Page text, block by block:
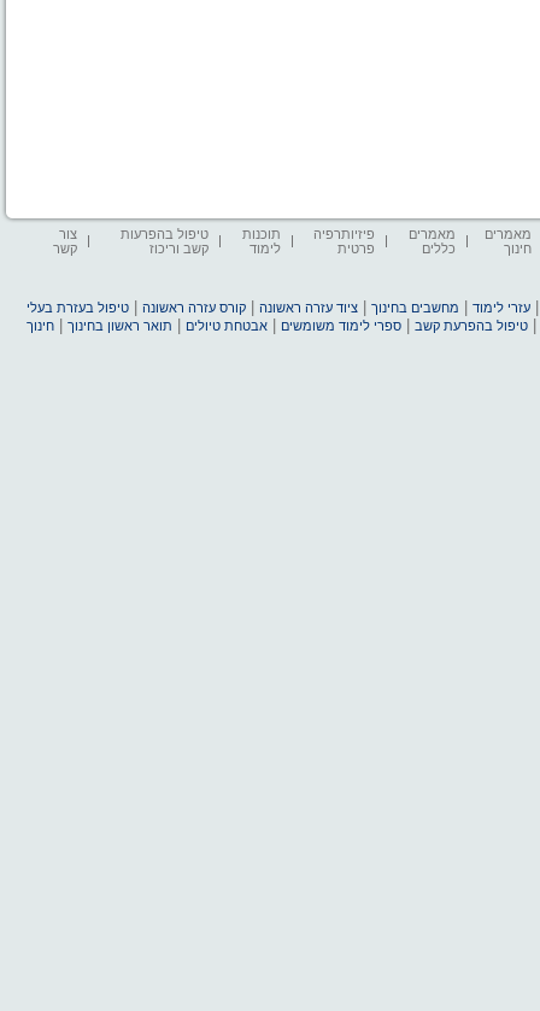
מאמרים
חינוך
מאמרים
כללים
פיזיותרפיה
פרטית
תוכנות
לימוד
טיפול בהפרעות
קשב וריכוז
צור
קשר
עזרי לימוד מחשבים בחינוך |ציוד עזרה ראשונה |קורס עזרה ראשונה |טיפול בעזרת בעלי
|טיפול בהפרעת קשב |ספרי לימוד משומשים |אבטחת טיולים תואר ראשון בחינוך |חינוך